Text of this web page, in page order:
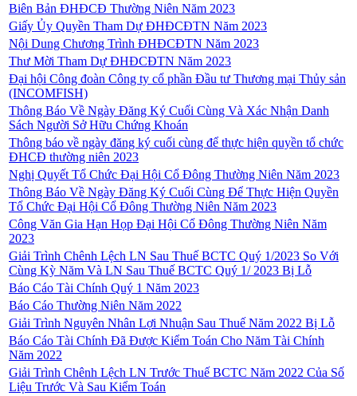
Biên Bản ĐHĐCĐ Thường Niên Năm 2023
Giấy Ủy Quyền Tham Dự ĐHĐCĐTN Năm 2023
Nội Dung Chương Trình ĐHĐCĐTN Năm 2023
Thư Mời Tham Dự ĐHĐCĐTN Năm 2023
Đại hội Công đoàn Công ty cổ phần Đầu tư Thương mại Thủy sản
(INCOMFISH)
Thông Báo Về Ngày Đăng Ký Cuối Cùng Và Xác Nhận Danh
Sách Người Sở Hữu Chứng Khoán
Thông báo về ngày đăng ký cuối cùng để thực hiện quyền tổ chức
ĐHCĐ thường niên 2023
Nghị Quyết Tổ Chức Đại Hội Cổ Đông Thường Niên Năm 2023
Thông Báo Về Ngày Đăng Ký Cuối Cùng Để Thực Hiện Quyền
Tổ Chức Đại Hội Cổ Đông Thường Niên Năm 2023
Công Văn Gia Hạn Họp Đại Hội Cổ Đông Thường Niên Năm
2023
Giải Trình Chênh Lệch LN Sau Thuế BCTC Quý 1/2023 So Với
Cùng Kỳ Năm Và LN Sau Thuế BCTC Quý 1/ 2023 Bị Lỗ
Báo Cáo Tài Chính Quý 1 Năm 2023
Báo Cáo Thường Niên Năm 2022
Giải Trình Nguyên Nhân Lợi Nhuận Sau Thuế Năm 2022 Bị Lỗ
Báo Cáo Tài Chính Đã Được Kiểm Toán Cho Năm Tài Chính
Năm 2022
Giải Trình Chênh Lệch LN Trước Thuế BCTC Năm 2022 Của Số
Liệu Trước Và Sau Kiểm Toán